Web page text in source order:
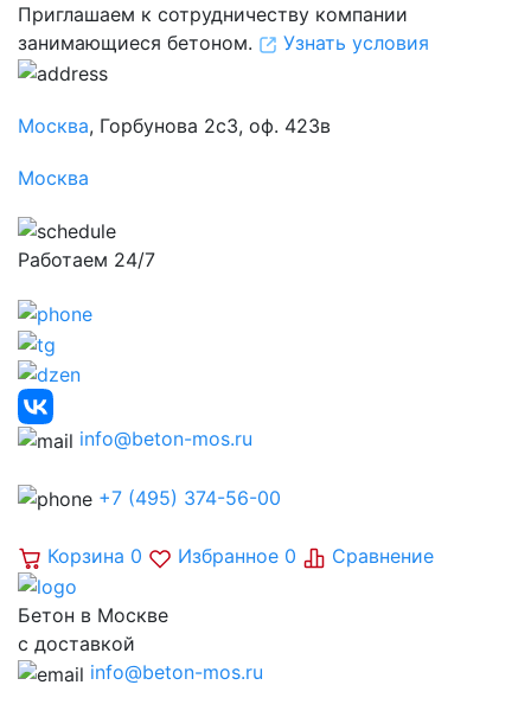
Приглашаем к сотрудничеству компании
занимающиеся бетоном.
Узнать условия
Москва, Горбунова 2с3, оф. 423в
Москва
Работаем 24/7
info@beton-mos.ru
+7 (495) 374-56-00
Корзина 0 Избранное 0 Сравнение
Бетон в Москве
с доставкой
info@beton-mos.ru